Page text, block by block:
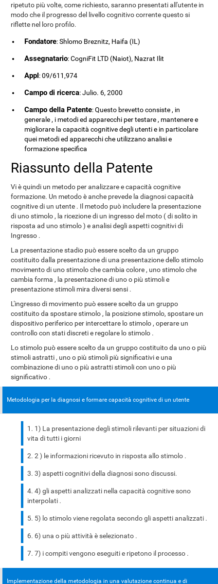
ripetuto più volte, come richiesto, saranno presentati all'utente in
modo che il progresso del livello cognitivo corrente questo si
riflette nel loro profilo.
Fondatore: Shlomo Breznitz, Haifa (IL)
Assegnatario: CogniFit LTD (Naiot), Nazrat Ilit
Appl: 09/611,974
Campo di ricerca: Julio. 6, 2000
Campo della Patente: Questo brevetto consiste , in
generale , i metodi ed apparecchi per testare , mantenere e
migliorare la capacità cognitive degli utenti e in particolare
quei metodi ed apparecchi che utilizzano analisi e
formazione specifica
Riassunto della Patente
Vi è quindi un metodo per analizzare e capacità cognitive
formazione. Un metodo è anche prevede la diagnosi capacità
cognitive di un utente . Il metodo può includere la presentazione
di uno stimolo , la ricezione di un ingresso del moto ( di solito in
risposta ad uno stimolo ) e analisi degli aspetti cognitivi di
Ingresso .
La presentazione stadio può essere scelto da un gruppo
costituito dalla presentazione di una presentazione dello stimolo
movimento di uno stimolo che cambia colore , uno stimolo che
cambia forma , la presentazione di uno o più stimoli e
presentazione stimoli mira diversi sensi .
L'ingresso di movimento può essere scelto da un gruppo
costituito da spostare stimolo , la posizione stimolo, spostare un
dispositivo periferico per intercettare lo stimolo , operare un
controllo con stati discreti e regolare lo stimolo .
Lo stimolo può essere scelto da un gruppo costituito da uno o più
stimoli astratti , uno o più stimoli più significativi e una
combinazione di uno o più astratti stimoli con uno o più
significativo .
Metodologia per la diagnosi e formare capacità cognitive di un utente
1) La presentazione degli stimoli rilevanti per situazioni di
vita di tutti i giorni
2 ) le informazioni ricevuto in risposta allo stimolo .
3) aspetti cognitivi della diagnosi sono discussi.
4) gli aspetti analizzati nella capacità cognitive sono
interpolati .
5) lo stimolo viene regolata secondo gli aspetti analizzati .
6) una o più attività è selezionato .
7) i compiti vengono eseguiti e ripetono il processo .
Implementazione della metodologia in una valutazione continua e di